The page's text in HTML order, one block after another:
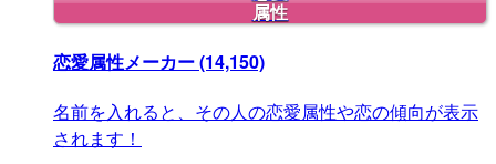
属性
恋愛属性メーカー(14,150)
名前を入れると、その人の恋愛属性や恋の傾向が表示
されます！